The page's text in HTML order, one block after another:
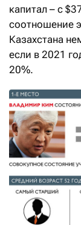
капитал – с
соотношение
Казахстана
если в 2021
20%.